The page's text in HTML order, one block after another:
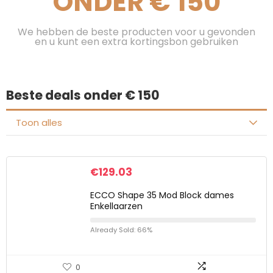
We hebben de beste producten voor u gevonden
en u kunt een extra kortingsbon gebruiken
Beste deals onder € 150
Toon alles
€129.03
ECCO Shape 35 Mod Block dames
Enkellaarzen
Already Sold: 66%
0